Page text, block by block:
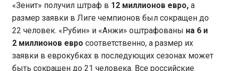
«Зенит» получил штраф в 12 миллионов евро, а
размер заявки в Лиге чемпионов был сокращен до
22 человек. «Рубин» и «Анжи» оштрафованы на 6 и
2 миллионов евро соответственно, а размер их
заявки в еврокубках в последующих сезонах может
быть сокращен до 21 человека. Все российские